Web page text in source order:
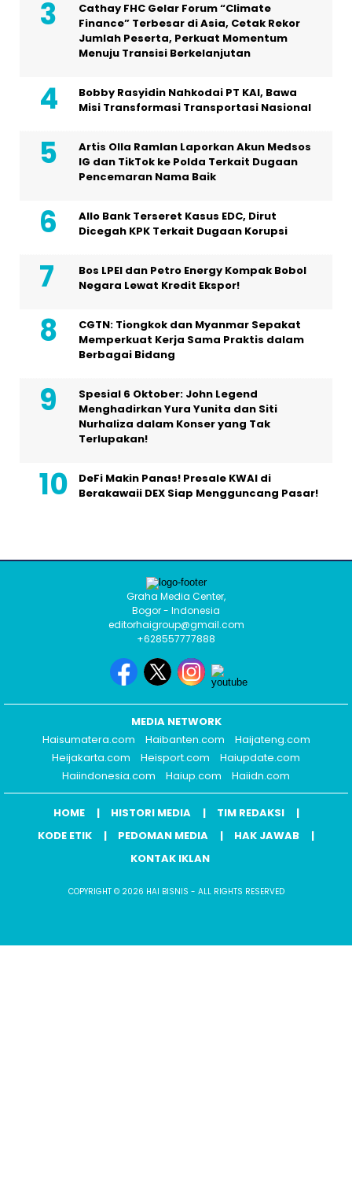
Cathay FHC Gelar Forum “Climate
Finance” Terbesar di Asia, Cetak Rekor
Jumlah Peserta, Perkuat Momentum
Menuju Transisi Berkelanjutan
Bobby Rasyidin Nahkodai PT KAI, Bawa
Misi Transformasi Transportasi Nasional
Artis Olla Ramlan Laporkan Akun Medsos
IG dan TikTok ke Polda Terkait Dugaan
Pencemaran Nama Baik
Allo Bank Terseret Kasus EDC, Dirut
Dicegah KPK Terkait Dugaan Korupsi
Bos LPEI dan Petro Energy Kompak Bobol
Negara Lewat Kredit Ekspor!
CGTN: Tiongkok dan Myanmar Sepakat
Memperkuat Kerja Sama Praktis dalam
Berbagai Bidang
Spesial 6 Oktober: John Legend
Menghadirkan Yura Yunita dan Siti
Nurhaliza dalam Konser yang Tak
Terlupakan!
DeFi Makin Panas! Presale KWAI di
Berakawaii DEX Siap Mengguncang Pasar!
Graha Media Center,
Bogor - Indonesia
editorhaigroup@gmail.com
+628557777888
MEDIA NETWORK
Haisumatera.com
Haibanten.com
Haijateng.com
Heijakarta.com
Heisport.com
Haiupdate.com
Haiindonesia.com
Haiup.com Haiidn.com
HOME HISTORI MEDIA
TIM REDAKSI
KODE ETIK
PEDOMAN MEDIA
HAK JAWAB
KONTAK IKLAN
COPYRIGHT © 2026 HAI BISNIS - ALL RIGHTS RESERVED